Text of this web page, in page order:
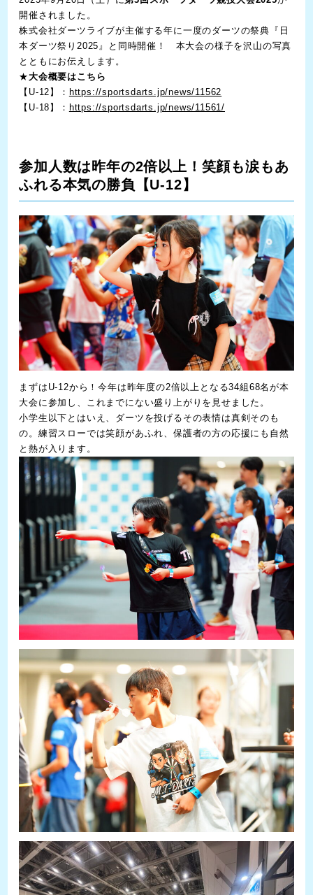
開催されました。
株式会社ダーツライブが主催する年に一度のダーツの祭典『日
本ダーツ祭り2025』と同時開催！ 本大会の様子を沢山の写真
とともにお伝えします。
★大会概要はこちら
【U-12】： https://sportsdarts.jp/news/11562
【U-18】： https://sportsdarts.jp/news/11561/
参加人数は昨年の2倍以上！笑顔も涙もあ
ふれる本気の勝負【U-12】
まずはU-12から！今年は昨年度の2倍以上となる34組68名が本
大会に参加し、これまでにない盛り上がりを見せました。
小学生以下とはいえ、ダーツを投げるその表情は真剣そのも
の。練習スローでは笑顔があふれ、保護者の方の応援にも自然
と熱が入ります。